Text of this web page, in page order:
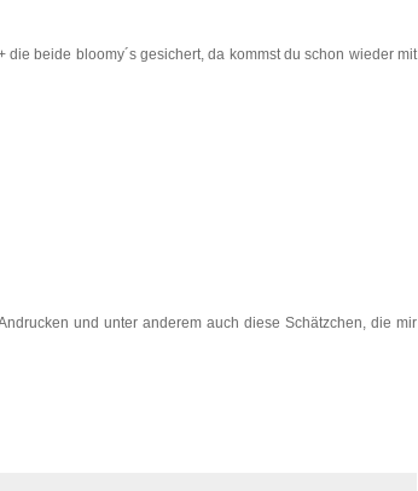
beide bloomy´s gesichert, da kommst du schon wieder mit
und unter anderem auch diese Schätzchen, die mir